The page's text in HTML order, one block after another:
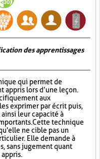
des apprentissages
qui permet de
appris lors d’une leçon.
aux
exprimer par écrit puis,
leur capacité à
Cette technique
ne cible pas un
Elle demande à
sans jugement quant